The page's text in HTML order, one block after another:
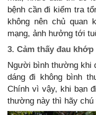
bệnh cần đi kiểm tra
không nên chủ quan
mạng, ảnh hưởng tới
3. Cảm thấy đau khớp
Người bình thường khi
dáng đi không bình
Chính vì vậy, khi bạn
thường này thì hãy chú